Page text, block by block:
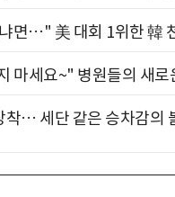
면…" 美 대회 1위한 韓
마세요~" 병원들의 새로
착… 세단 같은 승차감의